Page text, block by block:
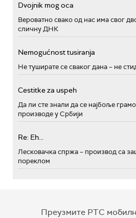
Dvojnik mog oca
Вероватно свако од нас има свог
сличну ДНК
Nemogućnost tusiranja
Не туширате се сваког дана – не
Cestitke za uspeh
Да ли сте знали да се најбоље
производе у Србији
Re: Eh...
Лесковачка спржа – производ са
пореклом
Преузмите РТС